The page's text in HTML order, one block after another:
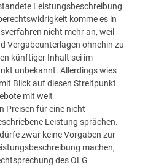
Leistungsbeschreibung
komme es in
nicht mehr an, weil
Vergabeunterlagen ohnehin zu
künftiger Inhalt sei im
unbekannt. Allerdings wies
Blick auf diesen Streitpunkt
mit weit
Preisen für eine nicht
Leistung sprächen.
zwar keine Vorgaben zur
machen,
des OLG